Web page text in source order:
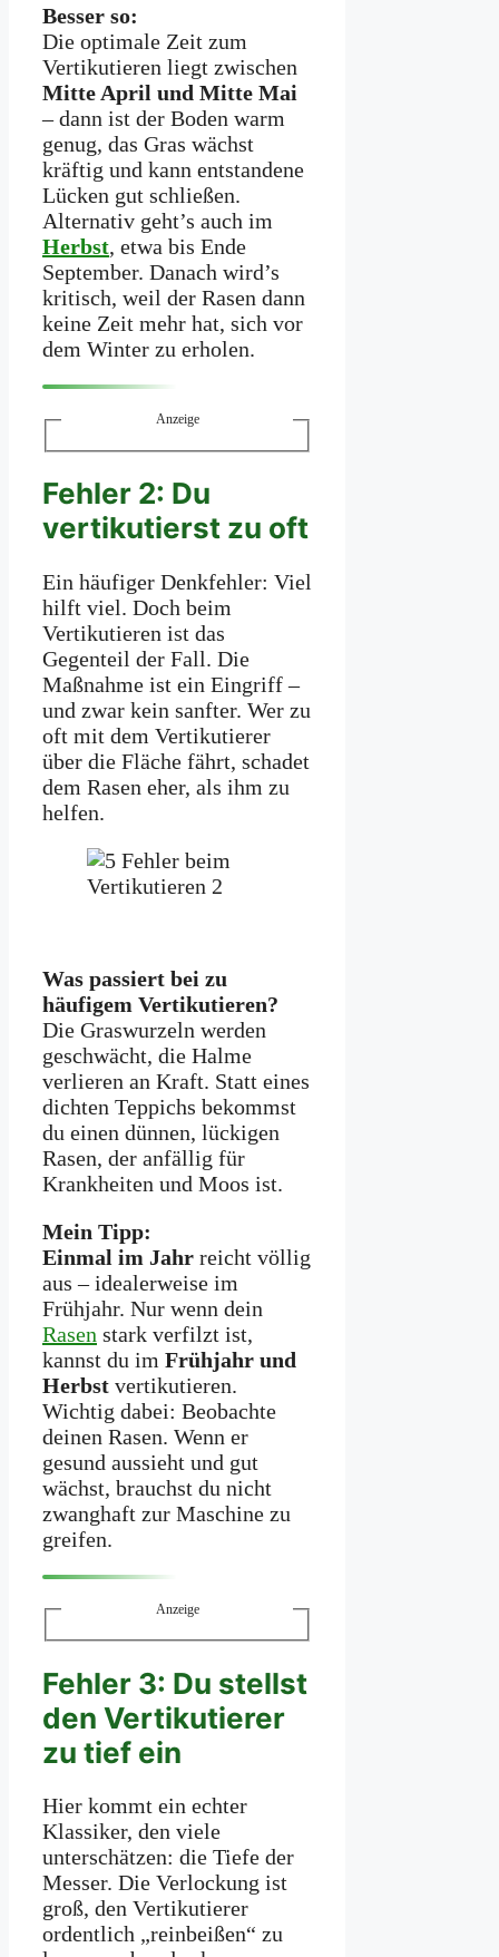
Besser so:
Die optimale Zeit zum
Vertikutieren liegt zwischen
Mitte April und Mitte Mai
– dann ist der Boden warm
genug, das Gras wächst
kräftig und kann entstandene
Lücken gut schließen.
Alternativ geht’s auch im
Herbst, etwa bis Ende
September. Danach wird’s
kritisch, weil der Rasen dann
keine Zeit mehr hat, sich vor
dem Winter zu erholen.
Anzeige
Fehler 2: Du
vertikutierst zu oft
Ein häufiger Denkfehler: Viel
hilft viel. Doch beim
Vertikutieren ist das
Gegenteil der Fall. Die
Maßnahme ist ein Eingriff –
und zwar kein sanfter. Wer zu
oft mit dem Vertikutierer
über die Fläche fährt, schadet
dem Rasen eher, als ihm zu
helfen.
Was passiert bei zu
häufigem Vertikutieren?
Die Graswurzeln werden
geschwächt, die Halme
verlieren an Kraft. Statt eines
dichten Teppichs bekommst
du einen dünnen, lückigen
Rasen, der anfällig für
Krankheiten und Moos ist.
Mein Tipp:
Einmal im Jahr reicht völlig
aus – idealerweise im
Frühjahr. Nur wenn dein
Rasen stark verfilzt ist,
kannst du im Frühjahr und
Herbst vertikutieren.
Wichtig dabei: Beobachte
deinen Rasen. Wenn er
gesund aussieht und gut
wächst, brauchst du nicht
zwanghaft zur Maschine zu
greifen.
Anzeige
Fehler 3: Du stellst
den Vertikutierer
zu tief ein
Hier kommt ein echter
Klassiker, den viele
unterschätzen: die Tiefe der
Messer. Die Verlockung ist
groß, den Vertikutierer
ordentlich „reinbeißen“ zu